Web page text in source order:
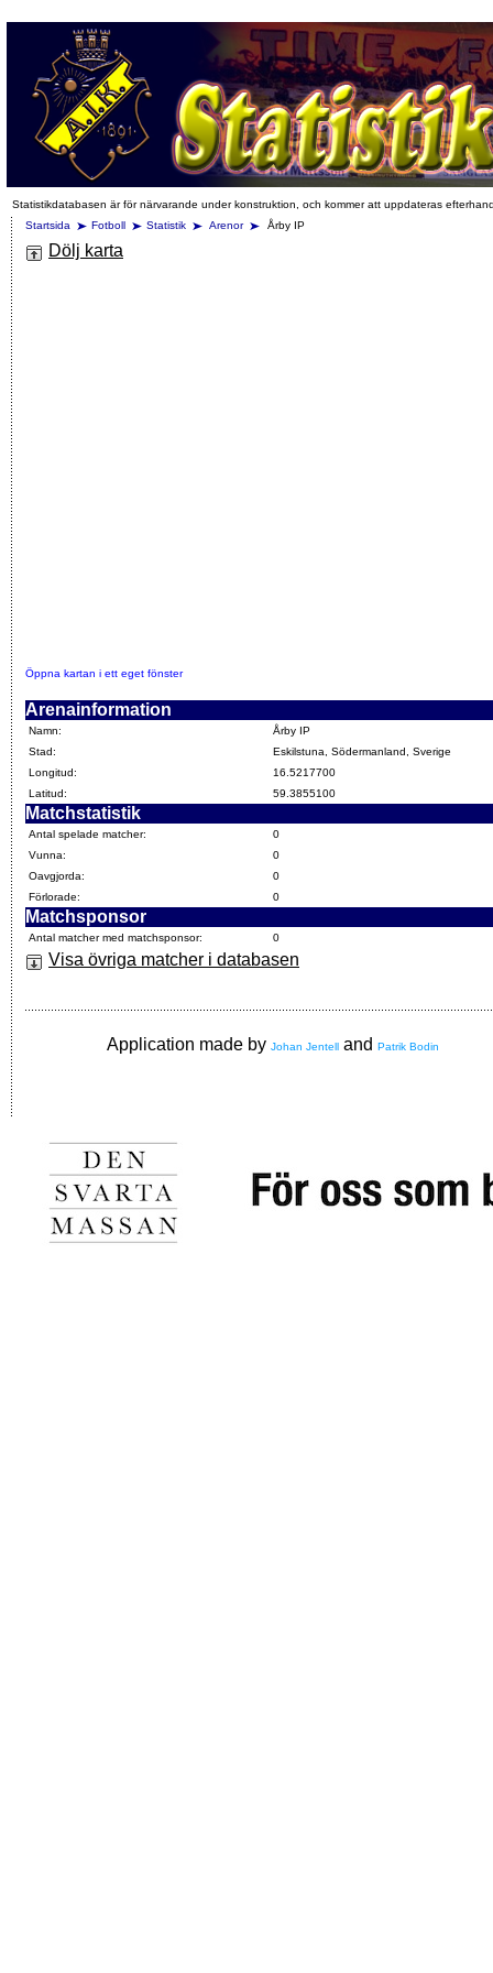
Statistikdatabasen är för närvarande under konstruktion, och kommer att uppdateras
Startsida
Fotboll Statistik Arenor Årby IP
Dölj karta
Öppna kartan i ett eget fönster
Arenainformation
Namn:
Årby IP
Stad:
Eskilstuna, Södermanland, Sverige
Longitud:
16.5217700
Latitud:
59.3855100
Matchstatistik
Antal spelade matcher:
0
Vunna:
0
Oavgjorda:
0
Förlorade:
0
Matchsponsor
Antal matcher med matchsponsor: 0
Visa övriga matcher i databasen
Application made by Johan Jentell and Patrik Bodin